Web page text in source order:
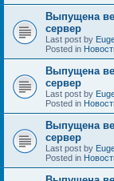
Выпущена
сервер
Last post by
Posted in
Выпущена
сервер
Last post by
Posted in
Выпущена
сервер
Last post by
Posted in